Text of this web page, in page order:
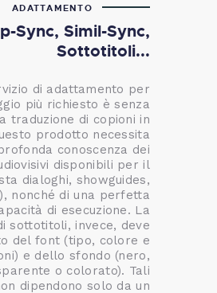
ADATTAMENTO
Sync, Simil-Sync,
Sottotitoli...
di adattamento per
più richiesto è senza
traduzione di copioni in
prodotto necessita
conoscenza dei
disponibili per il
dialoghi, showguides,
nonché di una perfetta
di esecuzione. La
sottotitoli, invece, deve
del font (tipo, colore e
e dello sfondo (nero,
o colorato). Tali
dipendono solo da un